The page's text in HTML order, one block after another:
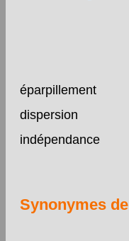
éparpillement
dispersion
indépendance
Synonymes de